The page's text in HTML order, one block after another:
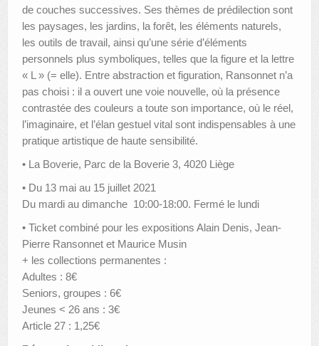
de couches successives. Ses thèmes de prédilection sont
les paysages, les jardins, la forêt, les éléments naturels,
les outils de travail, ainsi qu’une série d’éléments
personnels plus symboliques, telles que la figure et la lettre
« L » (= elle). Entre abstraction et figuration, Ransonnet n’a
pas choisi : il a ouvert une voie nouvelle, où la présence
contrastée des couleurs a toute son importance, où le réel,
l’imaginaire, et l’élan gestuel vital sont indispensables à une
pratique artistique de haute sensibilité.
• La Boverie, Parc de la Boverie 3, 4020 Liège
• Du 13 mai au 15 juillet 2021
Du mardi au dimanche 10:00-18:00. Fermé le lundi
• Ticket combiné pour les expositions Alain Denis, Jean-
Pierre Ransonnet et Maurice Musin
+ les collections permanentes :
Adultes : 8€
Seniors, groupes : 6€
Jeunes < 26 ans : 3€
Article 27 : 1,25€